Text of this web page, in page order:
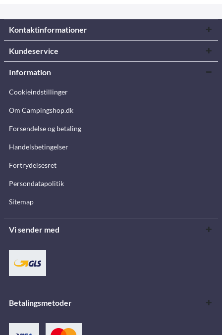
Kontaktinformationer
Kundeservice
Information
Cookieindstillinger
Om Campingshop.dk
Forsendelse og betaling
Handelsbetingelser
Fortrydelsesret
Persondatapolitik
Sitemap
Vi sender med
Betalingsmetoder